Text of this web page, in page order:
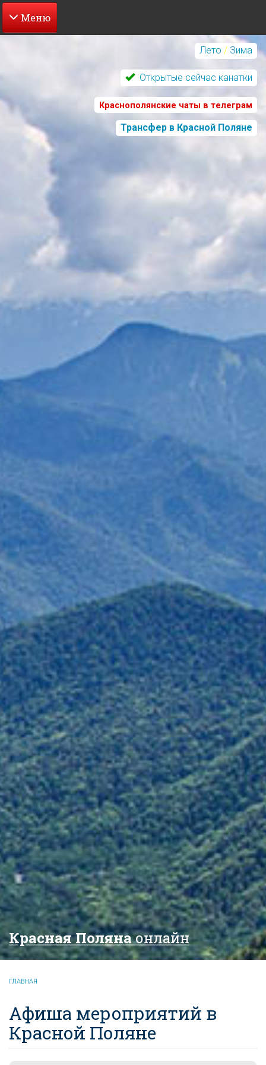
Перейти
содержанию
Лето / Зима
Открытые сейчас канатки
Краснополянские чаты в телеграм
Трансфер в Красной Поляне
Красная Полянаонлайн
ГЛАВНАЯ
Афиша мероприятий в
Красной Поляне